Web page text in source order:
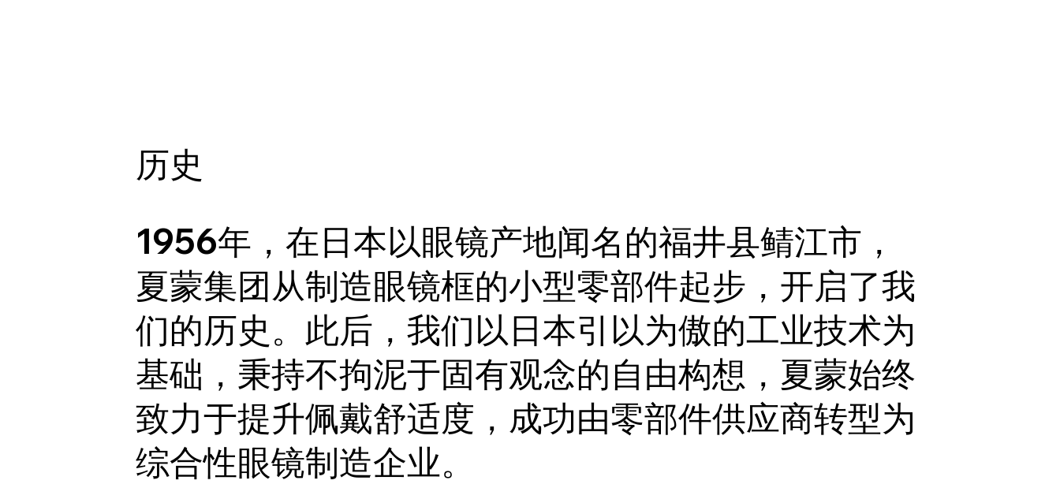
历史
1956年，在日本以眼镜产地闻名的福井县鲭江市，
夏蒙集团从制造眼镜框的小型零部件起步，开启了我
们的历史。此后，我们以日本引以为傲的工业技术为
基础，秉持不拘泥于固有观念的自由构想，夏蒙始终
致力于提升佩戴舒适度，成功由零部件供应商转型为
综合性眼镜制造企业。